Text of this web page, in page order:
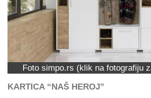
Foto simpo.rs (klik na fotografiju
KARTICA “NAŠ HEROJ”